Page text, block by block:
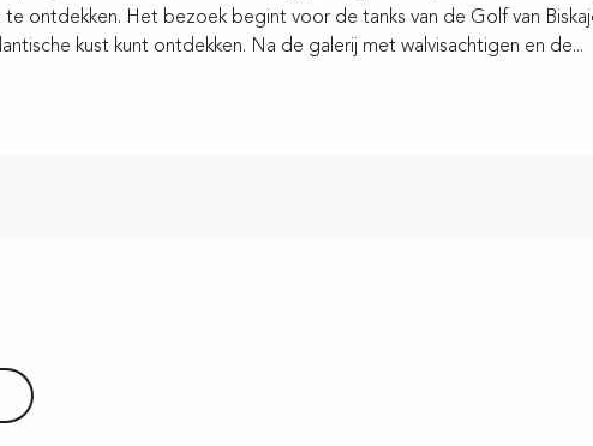
te ontdekken. Het bezoek begint voor de tanks van de Golf van
kust kunt ontdekken. Na de galerij met walvisachtigen en de...